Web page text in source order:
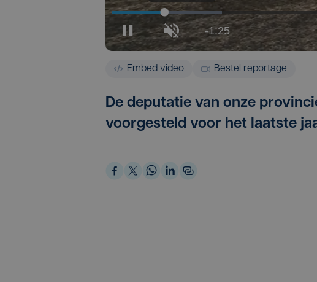
Embed video Bestel reportage
De deputatie van onze
voorgesteld voor het laatste